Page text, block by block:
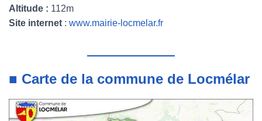
Altitude : 112m
Site internet : www.mairie-locmelar.fr
■ Carte de la commune de Locmélar